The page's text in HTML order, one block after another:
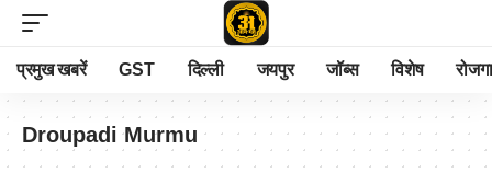
प्रमुख खबरें GST दिल्ली जयपुर जॉब्स विशेष
Droupadi Murmu